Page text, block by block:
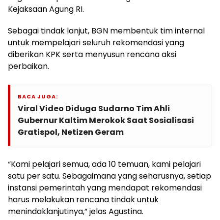
Kejaksaan Agung RI.
Sebagai tindak lanjut, BGN membentuk tim internal
untuk mempelajari seluruh rekomendasi yang
diberikan KPK serta menyusun rencana aksi
perbaikan.
BACA JUGA:
Viral Video Diduga Sudarno Tim Ahli
Gubernur Kaltim Merokok Saat Sosialisasi
Gratispol, Netizen Geram
“Kami pelajari semua, ada 10 temuan, kami pelajari
satu per satu. Sebagaimana yang seharusnya, setiap
instansi pemerintah yang mendapat rekomendasi
harus melakukan rencana tindak untuk
menindaklanjutinya,” jelas Agustina.